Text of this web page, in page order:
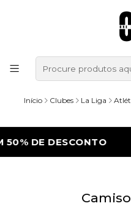
Início Clubes La Liga
DE DESCONTO